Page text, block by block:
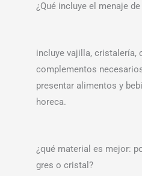
¿Qué incluye el menaje
incluye vajilla, cristalería,
complementos
presentar alimentos y
horeca.
¿qué material es mejor:
gres o cristal?